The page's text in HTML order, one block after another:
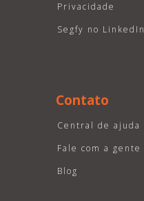
Privacidade
Segfy no LinkedIn
Contato
Central de ajuda
Fale com a gente
Blog